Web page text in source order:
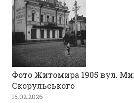
Фото Житомира 1905 вул.
Скорульського
15.02.2026